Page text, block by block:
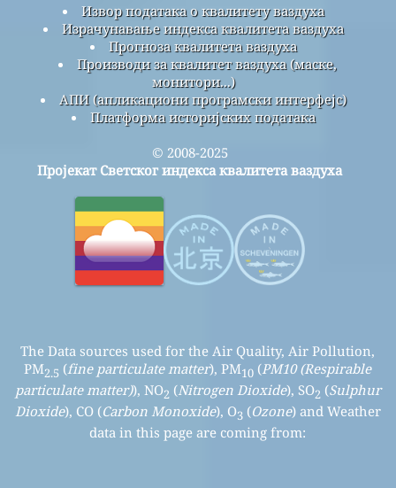
Извор података о квалитету ваздуха
Израчунавање индекса квалитета ваздуха
Прогноза квалитета ваздуха
Производи за квалитет ваздуха (маске,
монитори...)
АПИ (апликациони програмски интерфејс)
Платформа историјских података
© 2008-2025
Пројекат Светског индекса квалитета ваздуха
The Data sources used for the Air Quality, Air Pollution,
PM2.5 (fine particulate matter), PM10 (PM10 (Respirable
particulate matter)), NO2 (Nitrogen Dioxide), SO2 (Sulphur
Dioxide), CO (Carbon Monoxide), O3 (Ozone) and Weather
data in this page are coming from: